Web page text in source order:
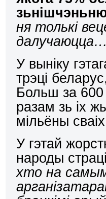
ня толькі
У выніку
трэці
Больш за
разам зь іх
мільёны
У гэтай
народы
хто на